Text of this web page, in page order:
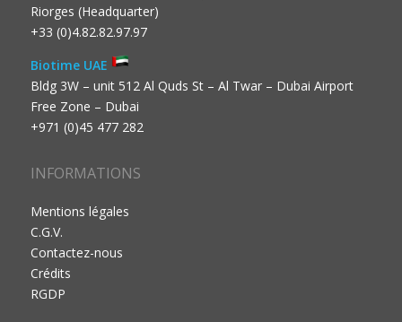
Riorges (Headquarter)
+33 (0)4.82.82.97.97
Biotime UAE
Bldg 3W – unit 512 Al Quds St – Al Twar – Dubai Airport
Free Zone – Dubai
+971 (0)45 477 282
INFORMATIONS
Mentions légales
C.G.V.
Contactez-nous
Crédits
RGDP